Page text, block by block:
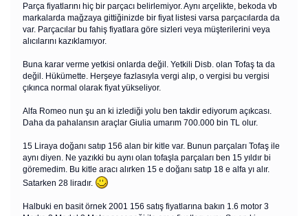
Parça fiyatlarını hiç bir parçacı belirlemiyor. Aynı arçelikte, bekoda vb
markalarda mağzaya gittiğinizde bir fiyat listesi varsa parçacılarda da
var. Parçacılar bu fahiş fiyatlara göre sizleri veya müşterilerini veya
alıcılarını kazıklamıyor.
Buna karar verme yetkisi onlarda değil. Yetkili Disb. olan Tofaş ta da
değil. Hükümette. Herşeye fazlasıyla vergi alıp, o vergisi bu vergisi
çıkınca normal olarak fiyat yükseliyor.
Alfa Romeo nun şu an ki izlediği yolu ben takdir ediyorum açıkcası.
Daha da pahalansın araçlar Giulia umarım 700.000 bin TL olur.
15 Liraya doğanı satıp 156 alan bir kitle var. Bunun parçaları Tofaş ile
aynı diyen. Ne yazıkki bu aynı olan tofaşla parçaları ben 15 yıldır bi
göremedim. Bu kitle aracı alırken 15 e doğanı satıp 18 e alfa yı alır.
Satarken 28 liradır.
Halbuki en basit örnek 2001 156 satış fiyatlarına bakın 1.6 motor 3